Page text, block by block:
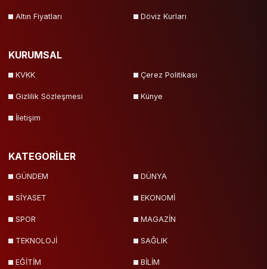
Altın Fiyatları Döviz Kurları
KURUMSAL
KVKK Çerez Politikası
Gizlilik Sözleşmesi Künye
İletişim
KATEGORİLER
GÜNDEM DÜNYA
SİYASET EKONOMİ
SPOR MAGAZİN
TEKNOLOJİ SAĞLIK
EĞİTİM BİLİM